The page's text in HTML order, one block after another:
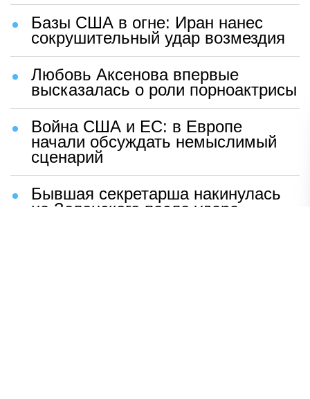
Базы США в огне: Иран нанес
сокрушительный удар возмездия
Любовь Аксенова впервые
высказалась о роли порноактрисы
Война США и ЕС: в Европе
начали обсуждать немыслимый
сценарий
Бывшая секретарша накинулась
на Зеленского после удара